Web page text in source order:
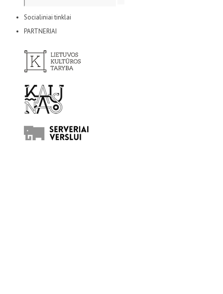
Socialiniai tinklai
PARTNERIAI